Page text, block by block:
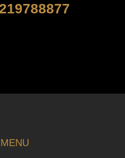
MENU